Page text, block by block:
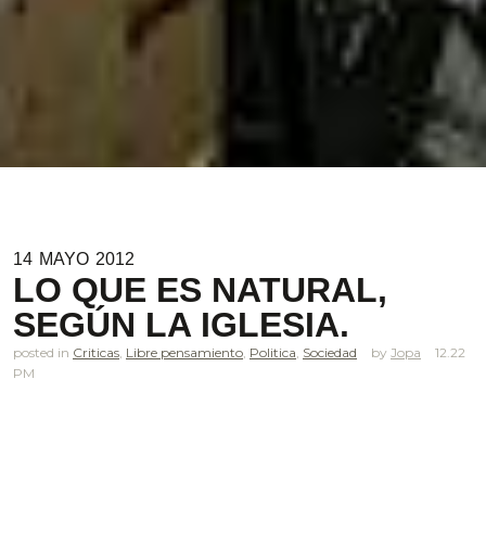
14 MAYO 2012
LO QUE ES NATURAL,
SEGÚN LA IGLESIA.
posted in Criticas Libre pensamiento Politica Sociedad Jopa
12.22
PM